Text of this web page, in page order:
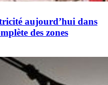
aujourd’hui dans
des zones